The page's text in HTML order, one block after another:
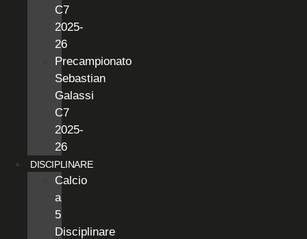
C7
2025-
26
Precampionato
Sebastian
Galassi
C7
2025-
26
DISCIPLINARE
Calcio
a
5
Disciplinare